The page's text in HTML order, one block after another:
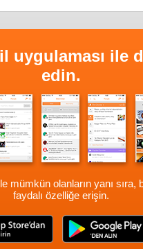
uygulaması ile
edin.
mümkün olanların yanı
faydalı özelliğe erişin.